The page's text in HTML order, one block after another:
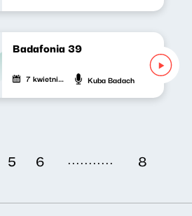
Badafonia 39
7 kwietnia 2021 Kuba Badach
5 6 ........... 8